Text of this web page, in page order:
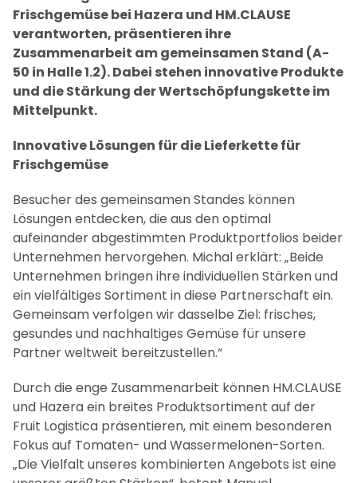
Unternehmen der Limagrain-
Gruppe, werden vom 5. bis 7.
Februar auf der Fruit Logistica in
Berlin vertreten sein.
Michal Taraska und Manuel Ferrer, die jeweils
Frischgemüse bei Hazera und HM.CLAUSE
verantworten, präsentieren ihre
50 in Halle 1.2). Dabei stehen innovative Produkte
und die Stärkung der Wertschöpfungskette im
Mittelpunkt.
Innovative Lösungen für die Lieferkette für
Frischgemüse
Besucher des gemeinsamen Standes können
Lösungen entdecken, die aus den optimal
Unternehmen hervorgehen. Michal erklärt: „Beide
Unternehmen bringen ihre individuellen Stärken und
ein vielfältiges Sortiment in diese Partnerschaft ein.
Gemeinsam verfolgen wir dasselbe Ziel: frisches,
gesundes und nachhaltiges Gemüse für unsere